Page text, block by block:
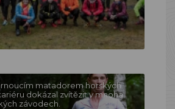
matadorem horských
dokázal zvítězit v mnoha
závodech.